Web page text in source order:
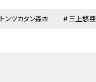
トンツカタン森本 三上悠亜